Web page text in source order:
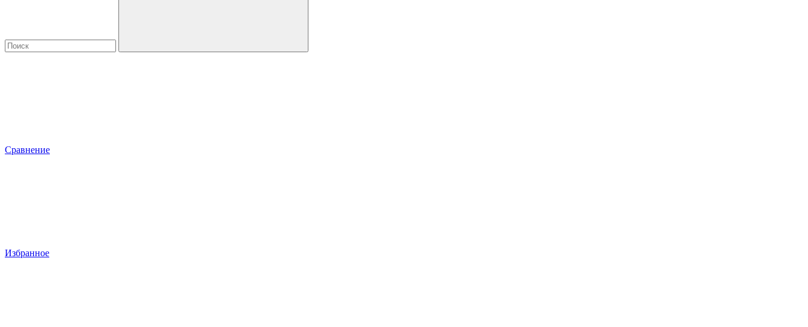
Сравнение
Избранное